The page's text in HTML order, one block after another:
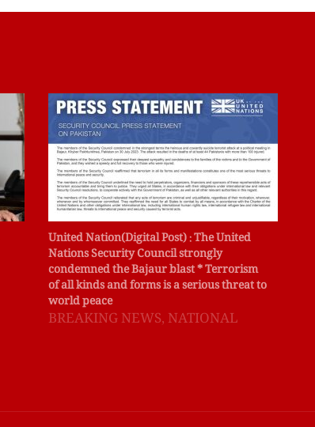
United Nation(Digital Post) : The United
Nations Security Council strongly
condemned the Bajaur blast * Terrorism
of all kinds and forms is a serious threat to
world peace
BREAKING NEWS, NATIONAL